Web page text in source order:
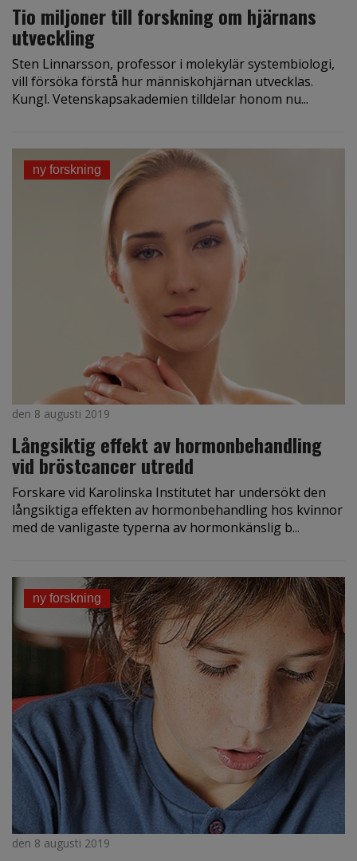
Tio miljoner till forskning om hjärnans
utveckling
Sten Linnarsson, professor i molekylär systembiologi,
vill försöka förstå hur människohjärnan utvecklas.
Kungl. Vetenskapsakademien tilldelar honom nu...
ny forskning
den 8 augusti 2019
Långsiktig effekt av hormonbehandling
vid bröstcancer utredd
Forskare vid Karolinska Institutet har undersökt den
långsiktiga effekten av hormonbehandling hos kvinnor
med de vanligaste typerna av hormonkänslig b...
ny forskning
den 8 augusti 2019